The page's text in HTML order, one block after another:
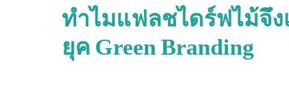
ทำไมแฟลชไดร์ฟไม้จึง
ยุค Green Branding